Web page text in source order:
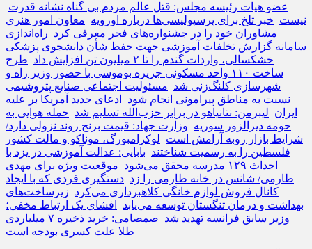
عضو هیات رئیسه مجلس: قتل عالم مردم بی گناه نشانه قدرت
نیست خبر تلخ برای پرسپولیسی‌ها درباره اورویه معاون امور هنری
مشاوران خود را در جشنواره‌های فجر معرفی کرد راه‌اندازی
سامانه گزارش تخلفات آموزشی جهت حفظ شأن دانشجوی پزشکی
خشکسالی، واردات گندم را تا ۲ میلیون تن افزایش داد
طرح
ساخت ۱۱۰ واحد مسکونی جزیره بوموسی با حضور وزیر راه و
شهرسازی کلنگ‌زنی شد مسئولیت اجتماعی صنایع پتروشیمی
نسبت به مناطق پیرامونی انجام شود
ادعای جدید آمریکا بر علیه
ایران لیبرمن: نتانیاهو در برابر حزب‌الله تسلیم شد حمله هوایی به
حومه دیرالزور سوریه وزارت جهاد: قیمت برنج روند نزولی دارد/
شرایط بازار روبه آرامش است لوکزامبورگ، موناکو و مالت کشور
فلسطین را به رسمیت شناختند بابایی: عدالت آموزشی در یزد با
احداث ۱۲۹ مدرسه محقق می‌شود
موقعیت ویژه برای مهدی
طارمی/ شانس در خانه طارمی را زد دستگیری فردی که با ایجاد
کانال فروش لوازم خانگی کلاهبرداری می‌کرد زیرساخت‌های
بهداشت و درمان تنگستان توسعه می‌یابد
افشای یک ارتباط مخفی؛
وزیر سابق فرانسه تهدید شد
صمصامی: خرید ذخیره ۷ میلیاردی
طلا علت کسری بودجه است